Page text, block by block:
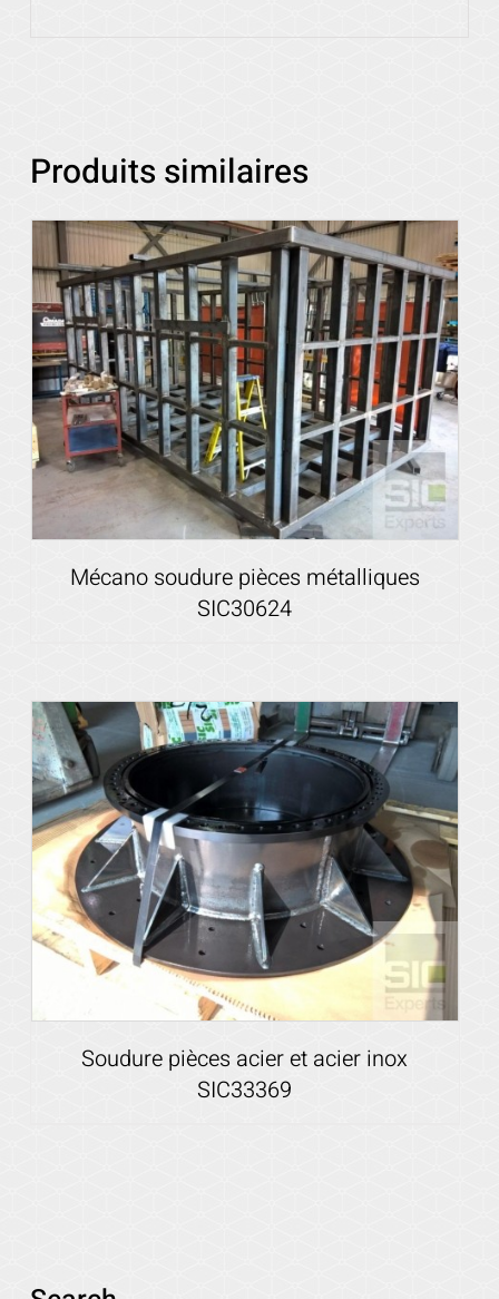
Produits similaires
Voir les détails
Mécano soudure pièces métalliques
SIC30624
Soudure pièces acier et acier inox
SIC33369